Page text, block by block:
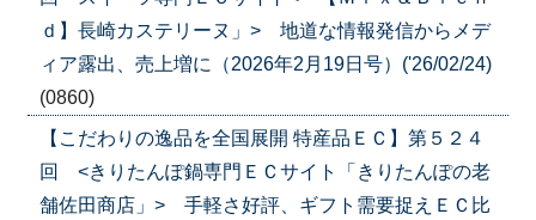
ｄ】長崎カステリーヌ」> 地道な情報発信からメデ
ィア露出、売上増に（2026年2月19日号）('26/02/24)
(0860)
【こだわりの逸品を全国展開 特産品ＥＣ】第５２４
回 <きりたんぽ鍋専門ＥＣサイト「きりたんぽの老
舗佐田商店」> 手軽さ好評、ギフト需要捉えＥＣ比